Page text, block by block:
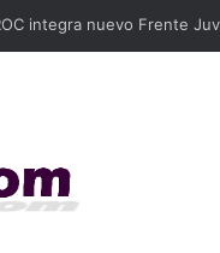
integra nuevo Frente